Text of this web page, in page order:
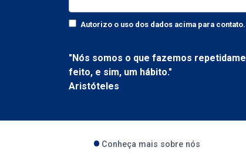
Autorizo o uso dos dados acima para contato.
"Nós somos o que fazemos
feito, e sim, um hábito."
Aristóteles
Conheça mais sobre nós